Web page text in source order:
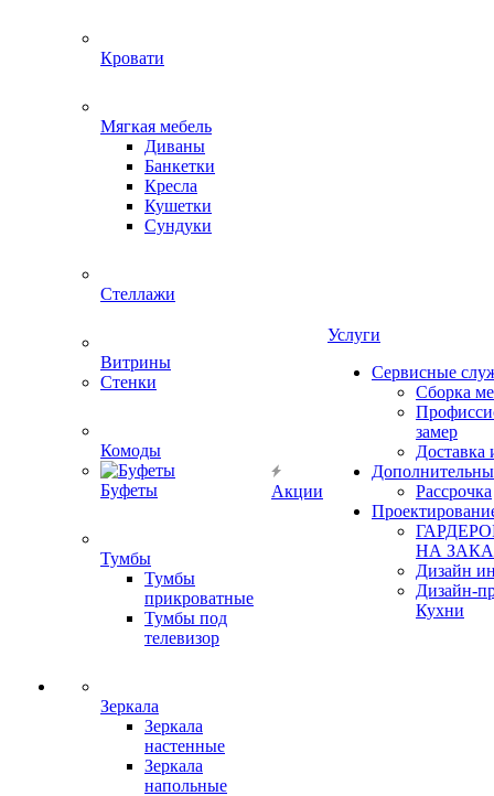
Кровати
Мягкая мебель
Диваны
Банкетки
Кресла
Кушетки
Сундуки
Стеллажи
Витрины
Стенки
Комоды
Буфеты
Тумбы
Тумбы
прикроватные
Тумбы под
телевизор
Зеркала
Зеркала
настенные
Зеркала
напольные
Акции
Услуги
Сервисные
Сборка
замер
Доставка
Рассрочка
НА
Дизайн
Дизайн-
Кухни